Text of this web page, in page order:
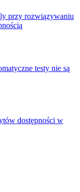
przy rozwiązywaniu
testy nie są
dostępności w